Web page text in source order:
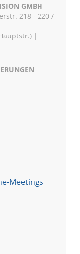
GMBH
218 - 220 /
|
Meetings